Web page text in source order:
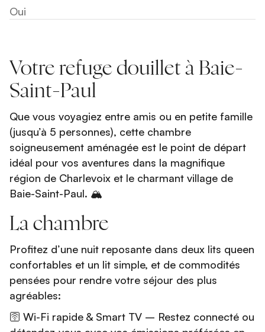
Oui
Votre refuge douillet à Baie-
Saint-Paul
Que vous voyagiez entre amis ou en petite famille
(jusqu’à 5 personnes), cette chambre
soigneusement aménagée est le point de départ
idéal pour vos aventures dans la magnifique
région de Charlevoix et le charmant village de
Baie-Saint-Paul. 🏔️
La chambre
Profitez d’une nuit reposante dans deux lits queen
confortables et un lit simple, et de commodités
pensées pour rendre votre séjour des plus
agréables:
🛜 Wi-Fi rapide & Smart TV – Restez connecté ou